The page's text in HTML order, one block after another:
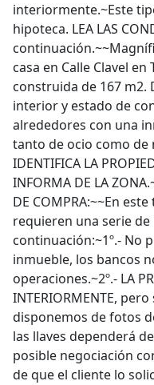
interiormente.~Este
hipoteca. LEA LAS
casa en Calle Clavel
construida de 167
interior y estado de
alrededores con una
tanto de ocio como de
IDENTIFICA LA
INFORMA DE LA
DE COMPRA:~~En
requieren una serie
continuación:~1º.- No
inmueble, los bancos
operaciones.~2º.- LA
INTERIORMENTE,
disponemos de fotos
las llaves dependerá
posible negociación
de que el cliente lo